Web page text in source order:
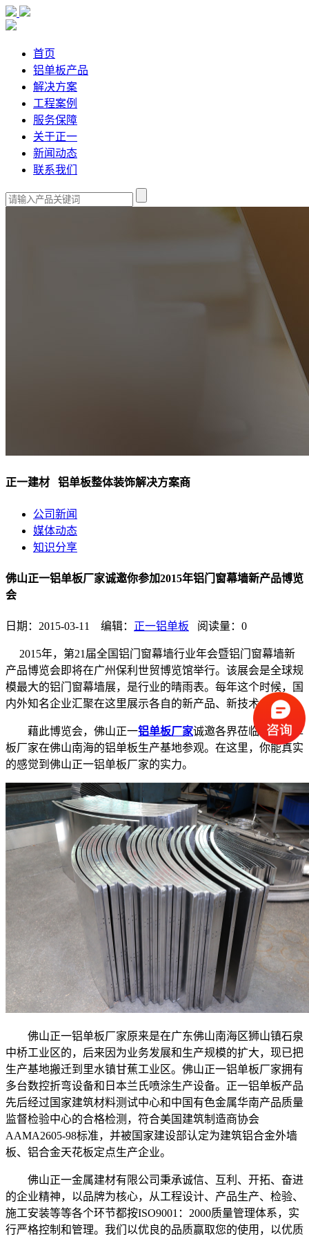
首页
铝单板产品
解决方案
工程案例
服务保障
关于正一
新闻动态
联系我们
正一建材 铝单板整体装饰解决方案商
公司新闻
媒体动态
知识分享
佛山正一铝单板厂家诚邀你参加2015年铝门窗幕墙新产品博览
会
日期：2015-03-11 编辑： 正一铝单板 阅读量： 0
2015年，第21届全国铝门窗幕墙行业年会暨铝门窗幕墙新
产品博览会即将在广州保利世贸博览馆举行。该展会是全球规
模最大的铝门窗幕墙展，是行业的晴雨表。每年这个时候，国
内外知名企业汇聚在这里展示各自的新产品、新技术。
藉此博览会，佛山正一铝单板厂家诚邀各界莅临正一铝单
板厂家在佛山南海的铝单板生产基地参观。在这里，你能真实
的感觉到佛山正一铝单板厂家的实力。
佛山正一铝单板厂家原来是在广东佛山南海区狮山镇石泉
中桥工业区的，后来因为业务发展和生产规模的扩大，现已把
生产基地搬迁到里水镇甘蕉工业区。佛山正一铝单板厂家拥有
多台数控折弯设备和日本兰氏喷涂生产设备。正一铝单板产品
先后经过国家建筑材料测试中心和中国有色金属华南产品质量
监督检验中心的合格检测，符合美国建筑制造商协会
AAMA2605-98标准，并被国家建设部认定为建筑铝合金外墙
板、铝合金天花板定点生产企业。
佛山正一金属建材有限公司秉承诚信、互利、开拓、奋进
的企业精神，以品牌为核心，从工程设计、产品生产、检验、
施工安装等等各个环节都按ISO9001：2000质量管理体系，实
行严格控制和管理。我们以优良的品质赢取您的使用，以优质